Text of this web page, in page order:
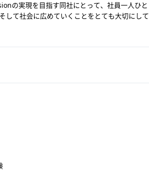
の実現を目指す同社にとって、社員一人ひと
して社会に広めていくことをとても大切にして